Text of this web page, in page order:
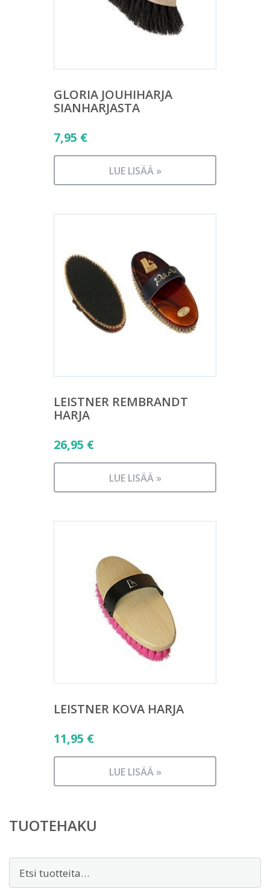
GLORIA JOUHIHARJA
SIANHARJASTA
7,95 €
LUE LISÄÄ »
LEISTNER REMBRANDT
HARJA
26,95 €
LUE LISÄÄ »
LEISTNER KOVA HARJA
11,95 €
LUE LISÄÄ »
TUOTEHAKU